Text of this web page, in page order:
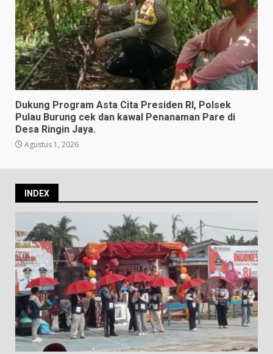
Dukung Program Asta Cita Presiden RI, Polsek
Pulau Burung cek dan kawal Penanaman Pare di
Desa Ringin Jaya.
Agustus 1, 2026
INDEX